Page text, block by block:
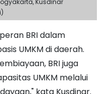
BRI dalam
UMKM di daerah.
BRI juga
UMKM melalui
kata Kusdinar.